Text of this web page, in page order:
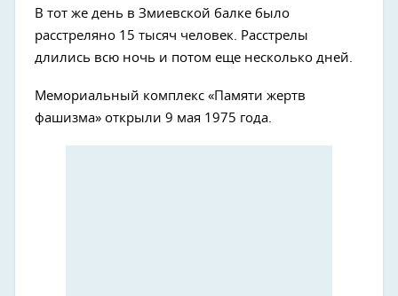
В тот же день в Змиевской балке было
расстреляно 15 тысяч человек. Расстрелы
длились всю ночь и потом еще несколько дней.
Мемориальный комплекс «Памяти жертв
фашизма» открыли 9 мая 1975 года.